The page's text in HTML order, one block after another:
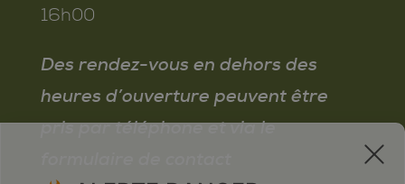
16h00
Des rendez-vous en dehors des
heures d’ouverture peuvent être
pris par téléphone et via le
x